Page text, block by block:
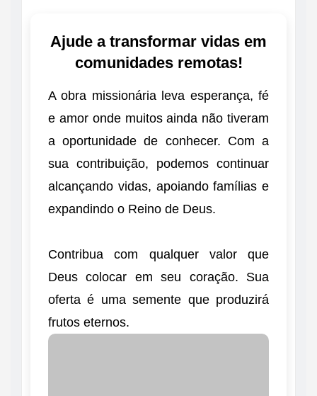
Ajude a transformar vidas em
comunidades remotas!
A obra missionária leva esperança, fé
e amor onde muitos ainda não tiveram
a oportunidade de conhecer. Com a
sua contribuição, podemos continuar
alcançando vidas, apoiando famílias e
expandindo o Reino de Deus.
Contribua com qualquer valor que
Deus colocar em seu coração. Sua
oferta é uma semente que produzirá
frutos eternos.